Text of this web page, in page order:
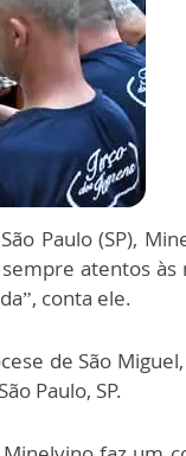
Paulo (SP),
atentos às
conta ele.
de São
Paulo, SP.